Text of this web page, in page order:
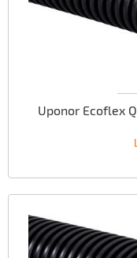
Uponor Ecoflex